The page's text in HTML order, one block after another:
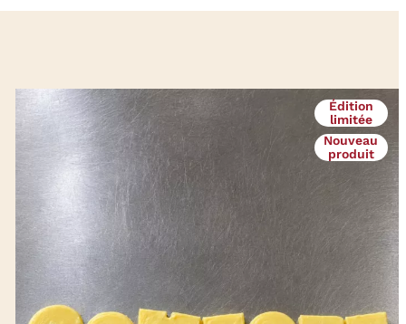
Édition
limitée
Nouveau
produit